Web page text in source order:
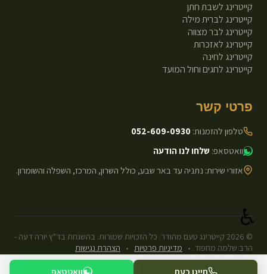
קייטרינג לשבת חתן
קייטרינג לברית מילה
קייטרינג לבר מצווה
קייטרינג לאזכרות
קייטרינג לחינה
קייטרינג לחגים וחול המועד
פרטי קשר
טלפון להזמנות: 052-609-0930
וואטסאפ: שלחו לנו הודעה
אזורי שירות: נתניה עד באר שבע, כולל השרון, המרכז, השפלה והשומרון.
©
2026קייטרינג טעם מהודר. כל הזכויות שמורות. בהשגחת בד"ץ יורה דעה -
הרב שלמה מחפוד. • מדיניות פרטיות • הצהרת נגישות
עיצוב ופיתוח: Next.js Static.
חייגו כעת וואטסאפ
♿